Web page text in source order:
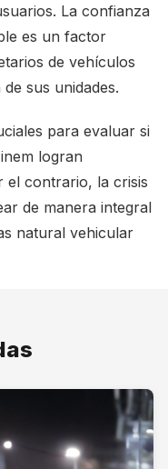
La confianza
es un factor
de vehículos
sus unidades.
para evaluar si
logran
el contrario, la crisis
de manera integral
natural vehicular